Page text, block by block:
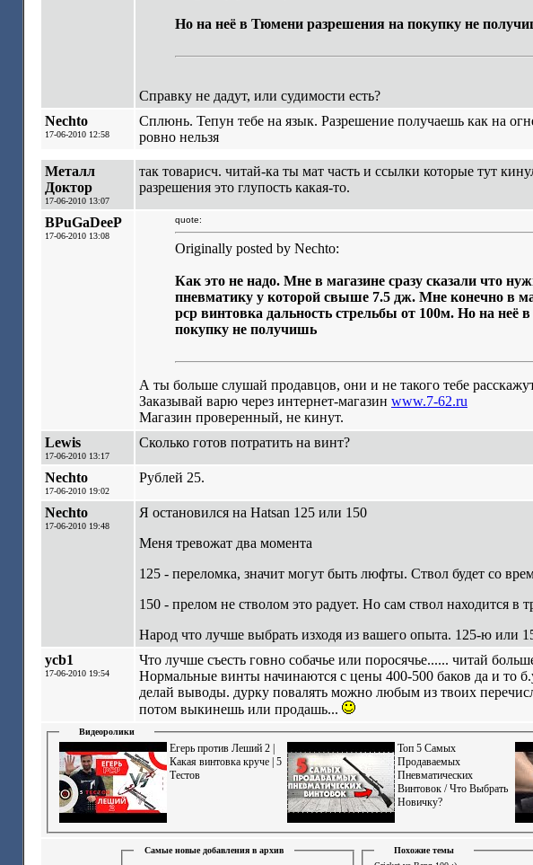
Но на неё в Тюмени разрешения на покупку не
Справку не дадут, или судимости есть?
Nechto
17-06-2010 12:58
Сплюнь. Тепун тебе на язык. Разрешение получаешь как на
ровно нельзя
Металл
Доктор
17-06-2010 13:07
так товарисч. читай-ка ты мат часть и ссылки которые тут
разрешения это глупость какая-то.
BPuGaDeeP
17-06-2010 13:08
quote:
Originally posted by Nechto:
Как это не надо. Мне в магазине сразу сказали что
пневматику у которой свыше 7.5 дж. Мне конечно в
pcp винтовка дальность стрельбы от 100м. Но на неё
покупку не получишь
А ты больше слушай продавцов, они и не такого тебе
Заказывай варю через интернет-магазин www.7-62.ru
Магазин проверенный, не кинут.
Lewis
17-06-2010 13:17
Сколько готов потратить на винт?
Nechto
17-06-2010 19:02
Рублей 25.
Nechto
17-06-2010 19:48
Я остановился на Hatsan 125 или 150
Меня тревожат два момента
125 - переломка, значит могут быть люфты. Ствол будет со
150 - прелом не стволом это радует. Но сам ствол находится в
Народ что лучше выбрать изходя из вашего опыта. 125-ю или
ycb1
17-06-2010 19:54
Что лучше съесть говно собачье или поросячье...... читай
Нормальные винты начинаются с цены 400-500 баков да и то
делай выводы. дурку повалять можно любым из твоих
потом выкинешь или продашь...
Видеоролики
Егерь против Леший 2 |
Какая винтовка круче | 5
Тестов
Топ 5 Самых
Продаваемых
Пневматических
Винтовок / Что Выбрать
Новичку?
Самые новые добавления в архив
Похожие темы